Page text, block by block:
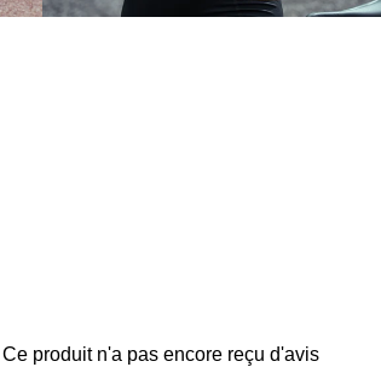
Ce produit n'a pas encore reçu d'avis